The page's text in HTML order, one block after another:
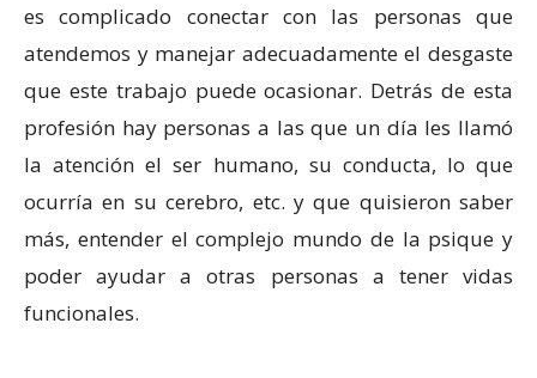
es complicado conectar con las personas que
atendemos y manejar adecuadamente el desgaste
que este trabajo puede ocasionar. Detrás de esta
profesión hay personas a las que un día les llamó
la atención el ser humano, su conducta, lo que
ocurría en su cerebro, etc. y que quisieron saber
más, entender el complejo mundo de la psique y
poder ayudar a otras personas a tener vidas
funcionales.